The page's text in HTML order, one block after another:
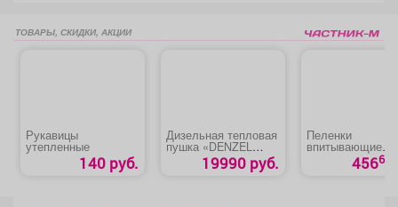
ТОВАРЫ, СКИДКИ, АКЦИИ
Рукавицы
утепленные
140 руб.
Дизельная тепловая
пушка «DENZEL
DHG-10»19990 руб.
Пеленки
впитывающие
«Медлил»45660